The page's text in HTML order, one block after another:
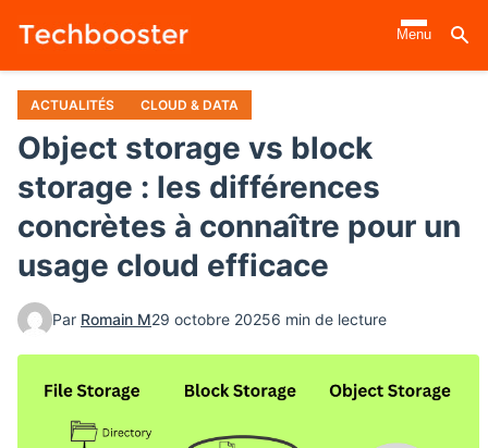
contenu
principal
Menu
ACTUALITÉS CLOUD & DATA
Object storage vs block
storage : les différences
concrètes à connaître pour un
usage cloud efficace
Par Romain M29 octobre 20256 min de lecture